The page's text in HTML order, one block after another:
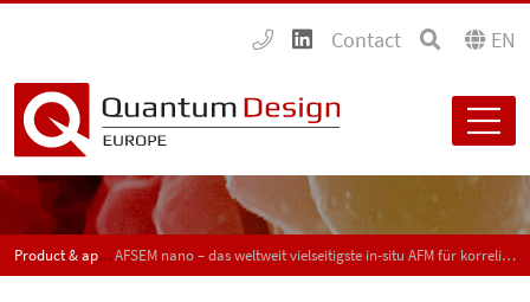
Contact EN
Product & application news - SPECTRUM AFSEM nano – das weltweit vielseitigste in-situ AFM für korrelierte Analyse in Ihrem SEM